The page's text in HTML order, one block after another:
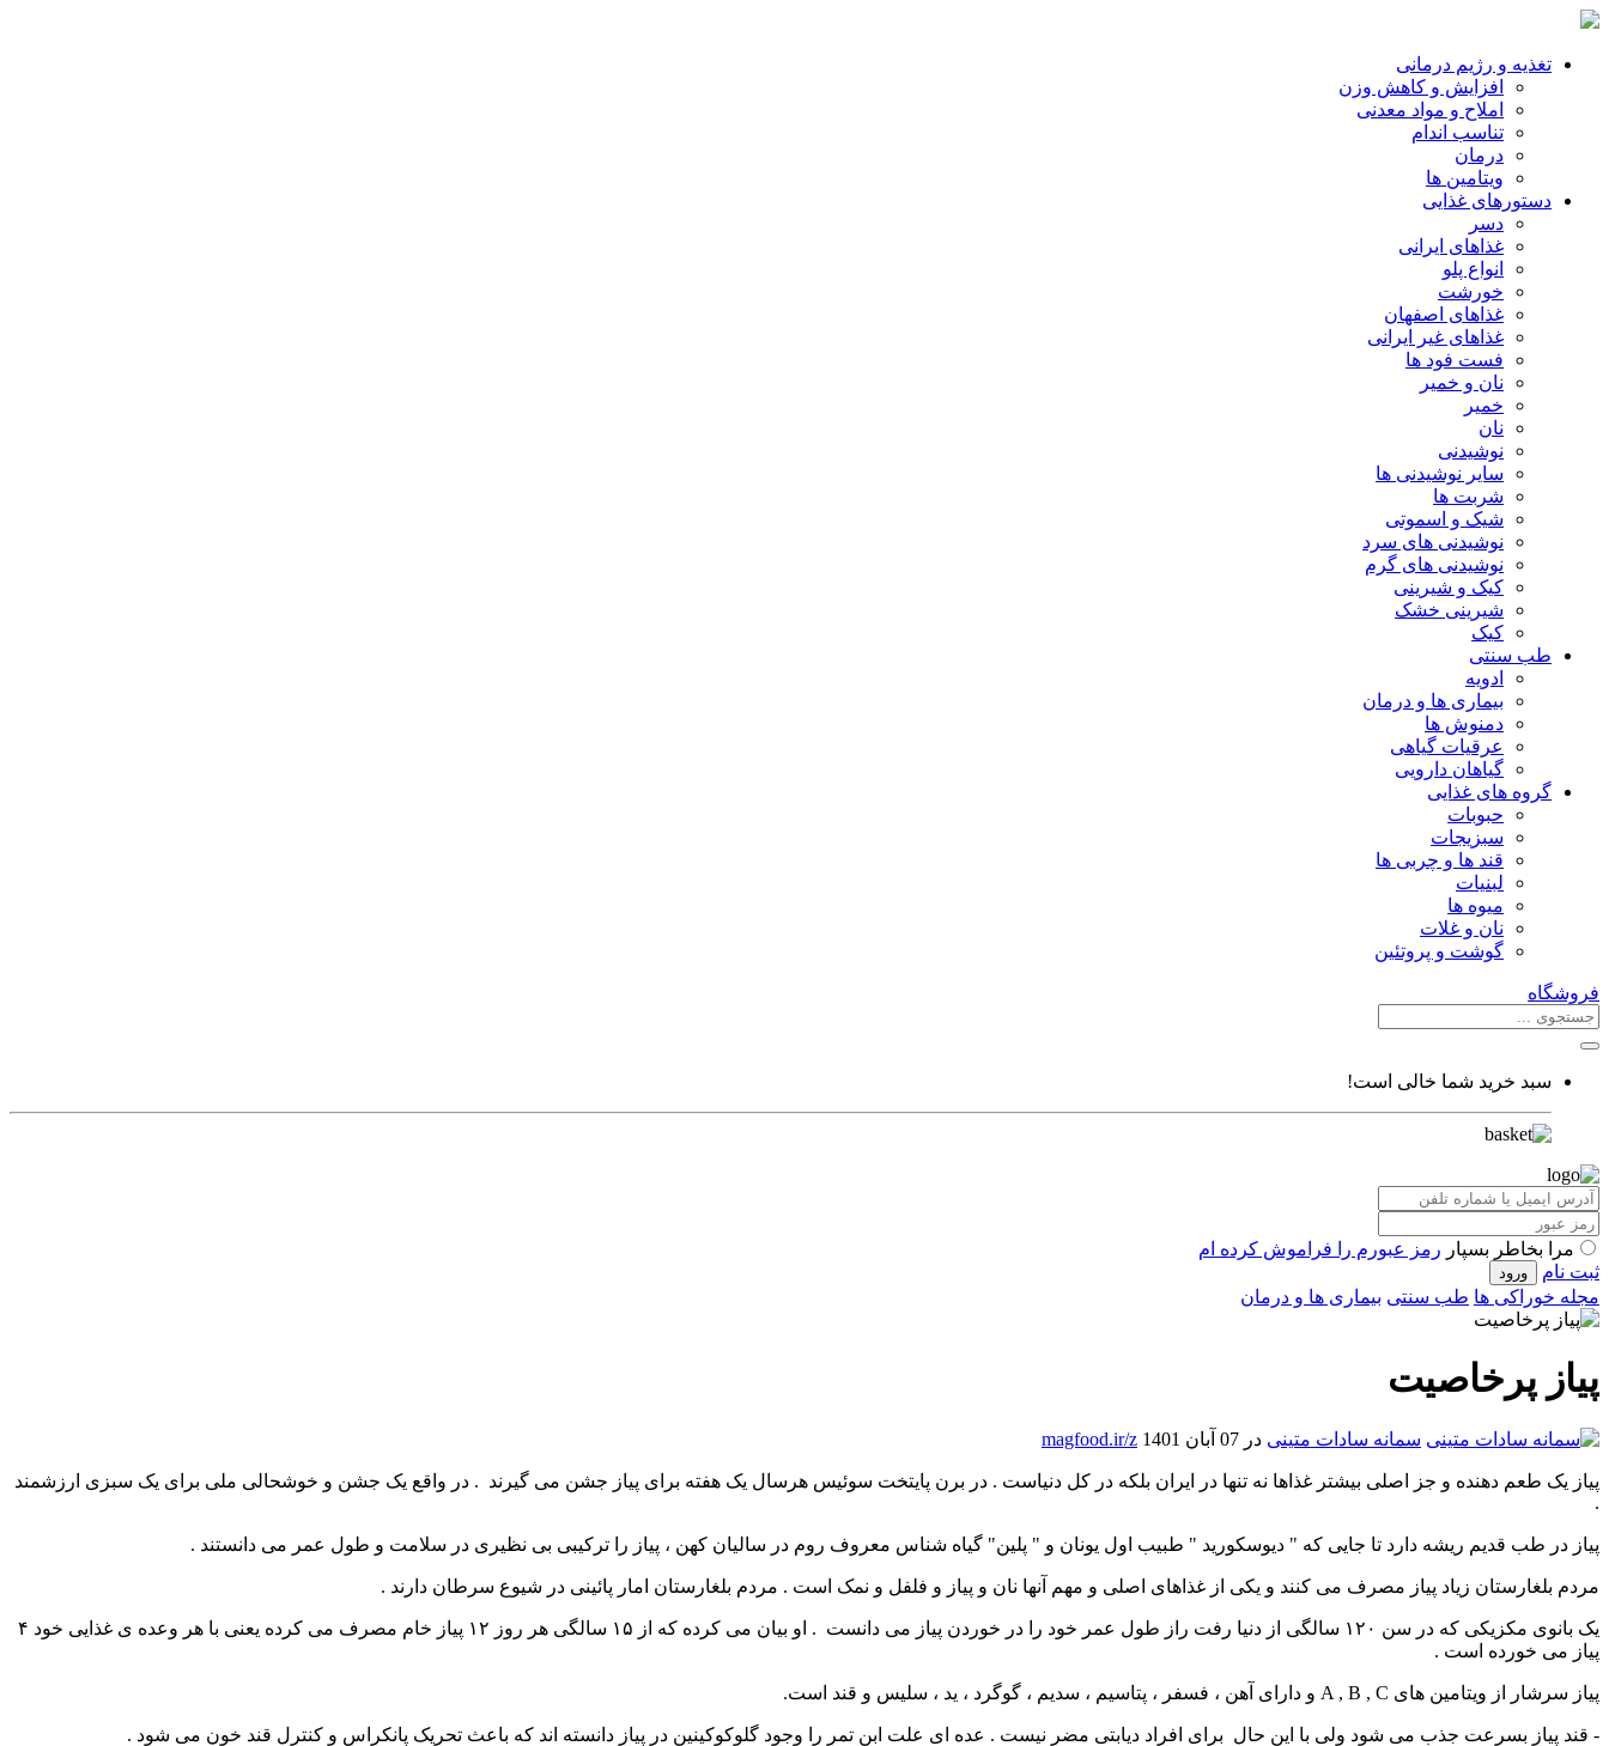
تغذیه و رژیم درمانی
افزایش و کاهش وزن
املاح و مواد معدنی
تناسب اندام
درمان
ویتامین ها
دستورهای غذایی
دسر
غذاهای ایرانی
انواع پلو
خورشت
غذاهای اصفهان
غذاهای غیر ایرانی
فست فود ها
نان و خمیر
خمیر
نان
نوشیدنی
سایر نوشیدنی ها
شربت ها
شیک و اسموتی
نوشیدنی های سرد
نوشیدنی های گرم
کیک و شیرینی
شیرینی خشک
کیک
طب سنتی
ادویه
بیماری ها و درمان
دمنوش ها
عرقیات گیاهی
گیاهان دارویی
گروه های غذایی
حبوبات
سبزیجات
قند ها و چربی ها
لبنیات
میوه ها
نان و غلات
گوشت و پروتئین
فروشگاه
سبد خرید شما خالی است!
مرا بخاطر بسپار رمز عبورم را فراموش کرده ام
ثبت نام
مجله خوراکی ها طب سنتی بیماری ها و درمان
پیاز پرخاصیت
سمانه سادات متینی در 07 آبان 1401 magfood.ir/z
پیاز یک طعم دهنده و جز اصلی بیشتر غذاها نه تنها در ایران بلکه در کل دنیاست . در برن پایتخت سوئیس هرسال یک هفته برای پیاز جشن می گیرند . در واقع یک جشن و خوشحالی ملی برای یک سبزی ارزشمند
.
پیاز در طب قدیم ریشه دارد تا جایی که " دیوسکورید " طبیب اول یونان و " پلین" گیاه شناس معروف روم در سالیان کهن ، پیاز را ترکیبی بی نظیری در سلامت و طول عمر می دانستند .
مردم بلغارستان زیاد پیاز مصرف می کنند و یکی از غذاهای اصلی و مهم آنها نان و پیاز و فلفل و نمک است . مردم بلغارستان امار پائینی در شیوع سرطان دارند .
یک بانوی مکزیکی که در سن ۱۲۰ سالگی از دنیا رفت راز طول عمر خود را در خوردن پیاز می دانست . او بیان می کرده که از ۱۵ سالگی هر روز ۱۲ پیاز خام مصرف می کرده یعنی با هر وعده ی غذایی خود ۴
پیاز می خورده است .
پیاز سرشار از ویتامین های A , B , C و دارای آهن ، فسفر ، پتاسیم ، سدیم ، گوگرد ، ید ، سلیس و قند است.
- قند پیاز بسرعت جذب می شود ولی با این حال برای افراد دیابتی مضر نیست . عده ای علت ابن تمر را وجود گلوکوکینین در پیاز دانسته اند که باعث تحریک پانکراس و کنترل قند خون می شود .